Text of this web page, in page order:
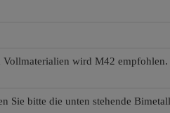
wird M42
Sie bitte die unten stehende